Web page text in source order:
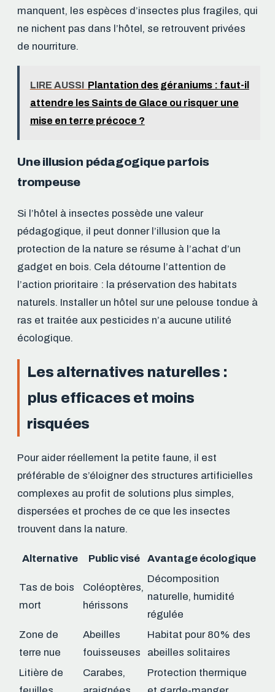
manquent, les espèces d’insectes plus fragiles, qui
ne nichent pas dans l’hôtel, se retrouvent privées
de nourriture.
LIRE AUSSI Plantation des géraniums : faut-il
attendre les Saints de Glace ou risquer une
mise en terre précoce ?
Une illusion pédagogique parfois
trompeuse
Si l’hôtel à insectes possède une valeur
pédagogique, il peut donner l’illusion que la
protection de la nature se résume à l’achat d’un
gadget en bois. Cela détourne l’attention de
l’action prioritaire : la préservation des habitats
naturels. Installer un hôtel sur une pelouse tondue à
ras et traitée aux pesticides n’a aucune utilité
écologique.
Les alternatives naturelles :
plus efficaces et moins
risquées
Pour aider réellement la petite faune, il est
préférable de s’éloigner des structures artificielles
complexes au profit de solutions plus simples,
dispersées et proches de ce que les insectes
trouvent dans la nature.
Alternative Public visé Avantage écologique
Tas de bois
mort
Coléoptères,
hérissons
Décomposition
naturelle, humidité
régulée
Zone de
terre nue
Abeilles
fouisseuses
Habitat pour 80% des
abeilles solitaires
Litière de
Carabes,
Protection thermique